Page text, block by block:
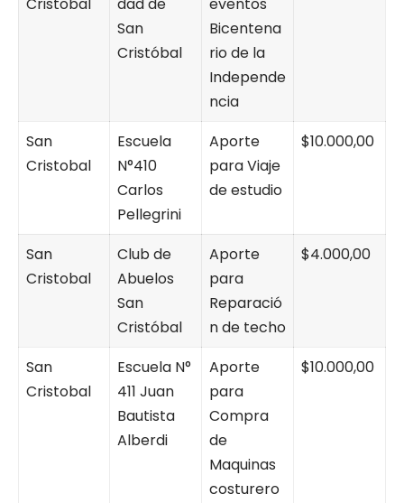
San
Cristóbal
Bicentena
rio de la
Independe
ncia
San
Cristobal
Escuela
N°410
Carlos
Pellegrini
Aporte
para Viaje
de estudio
$10.000,00
San
Cristobal
Club de
Abuelos
San
Cristóbal
Aporte
para
Reparació
n de techo
$4.000,00
San
Cristobal
Escuela N°
411 Juan
Bautista
Alberdi
Aporte
para
Compra
de
Maquinas
costurero
$10.000,00